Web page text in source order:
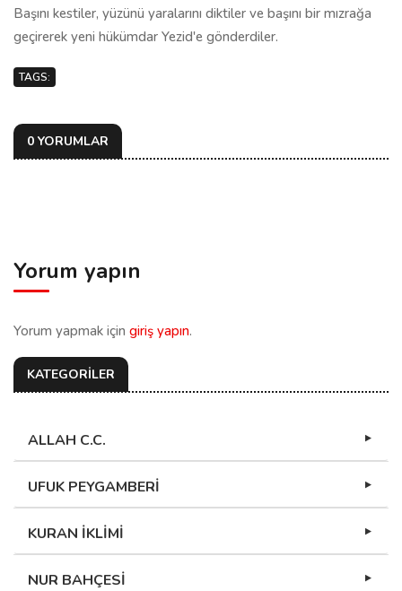
Başını kestiler, yüzünü yaralarını diktiler ve başını bir mızrağa
geçirerek yeni hükümdar Yezid'e gönderdiler.
TAGS:
0 YORUMLAR
Yorum yapın
Yorum yapmak için giriş yapın.
KATEGORİLER
ALLAH C.C.
UFUK PEYGAMBERİ
KURAN İKLİMİ
NUR BAHÇESİ